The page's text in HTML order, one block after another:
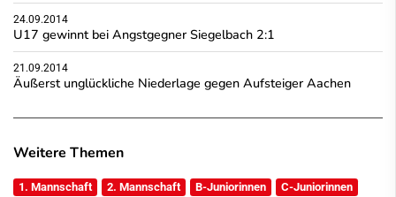
24.09.2014
U17 gewinnt bei Angstgegner Siegelbach 2:1
21.09.2014
Äußerst unglückliche Niederlage gegen Aufsteiger Aachen
Weitere Themen
1. Mannschaft 2. Mannschaft B-Juniorinnen
C-Juniorinnen